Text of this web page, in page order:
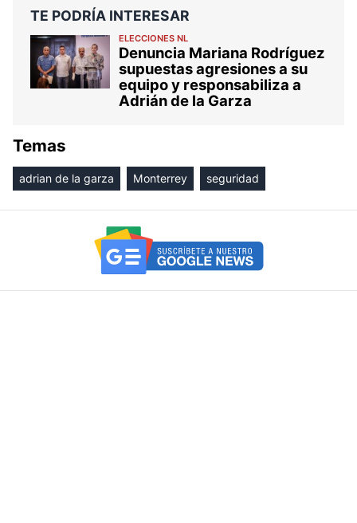
TE PODRÍA INTERESAR
ELECCIONES NL
Denuncia Mariana Rodríguez
supuestas agresiones a su
equipo y responsabiliza a
Adrián de la Garza
Temas
adrian de la garza Monterrey seguridad